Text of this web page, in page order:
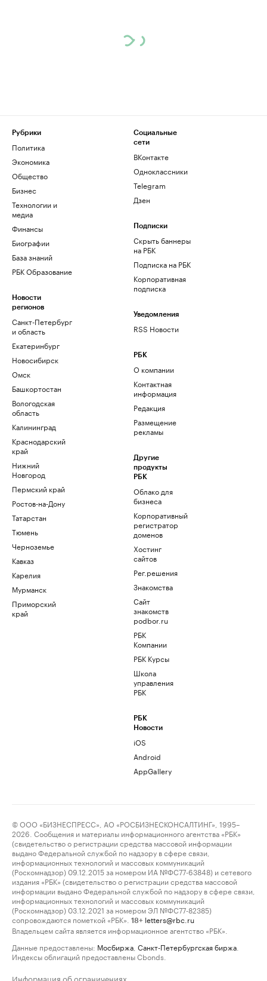
Рубрики
Политика
Экономика
Общество
Бизнес
Технологии и
медиа
Финансы
Биографии
База знаний
РБК Образование
Новости
регионов
Санкт-Петербург
и область
Екатеринбург
Новосибирск
Омск
Башкортостан
Вологодская
область
Калининград
Краснодарский
край
Нижний
Новгород
Пермский край
Ростов-на-Дону
Татарстан
Тюмень
Черноземье
Кавказ
Карелия
Мурманск
Приморский
край
Социальные
сети
ВКонтакте
Одноклассники
Telegram
Дзен
Подписки
Скрыть баннеры
на РБК
Подписка на РБК
Корпоративная
подписка
Уведомления
RSS Новости
РБК
О компании
Контактная
информация
Редакция
Размещение
рекламы
Другие
продукты
РБК
Облако для
бизнеса
Корпоративный
регистратор
доменов
Хостинг
сайтов
Рег.решения
Знакомства
Сайт
знакомств
podbor.ru
РБК
Компании
РБК Курсы
Школа
управления
РБК
РБК
Новости
iOS
Android
AppGallery
© ООО «БИЗНЕСПРЕСС», АО «РОСБИЗНЕСКОНСАЛТИНГ», 1995–
2026. Сообщения и материалы информационного агентства «РБК»
(свидетельство о регистрации средства массовой информации
выдано Федеральной службой по надзору в сфере связи,
информационных технологий и массовых коммуникаций
(Роскомнадзор) 09.12.2015 за номером ИА №ФС77-63848) и сетевого
издания «РБК» (свидетельство о регистрации средства массовой
информации выдано Федеральной службой по надзору в сфере связи,
информационных технологий и массовых коммуникаций
(Роскомнадзор) 03.12.2021 за номером ЭЛ №ФС77-82385)
сопровождаются пометкой «РБК».
18+ letters@rbc.ru
Владельцем сайта является информационное агентство «РБК».
Данные предоставлены: Мосбиржа Санкт-Петербургская биржа
Индексы облигаций предоставлены Cbonds.
Информация об ограничениях